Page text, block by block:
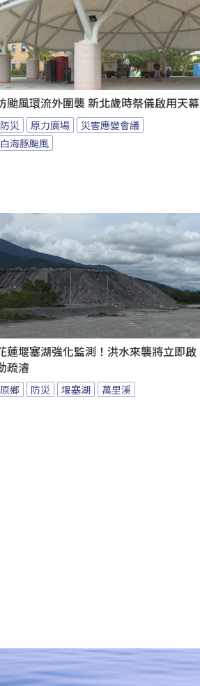
颱風環流外圍襲 新北歲時祭儀啟用天幕
防災 原力廣場
災害應變會議
白海豚颱風
蓮堰塞湖強化監測！洪水來襲將立即啟
疏濬
原鄉 防災 堰塞湖 萬里溪